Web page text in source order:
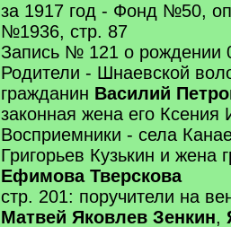
за 1917 год - Фонд №50,
№1936, стр. 87
Запись № 121 о рождении
Родители - Шнаевской
гражданин Василий
законная жена его Ксения
Восприемники - села
Григорьев Кузькин и жена
Ефимова Тверскова
стр. 201: поручители на
Матвей Яковлев Зенкин,